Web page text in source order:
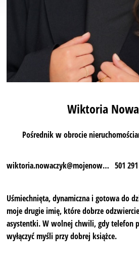
Wiktoria
Pośrednik w obrocie
wiktoria.nowaczyk@mojenowem.pl 501
Uśmiechnięta, dynamiczna i gotowa do
moje drugie imię, które dobrze
asystentki. W wolnej chwili, gdy telefon
wyłączyć myśli przy dobrej książce.